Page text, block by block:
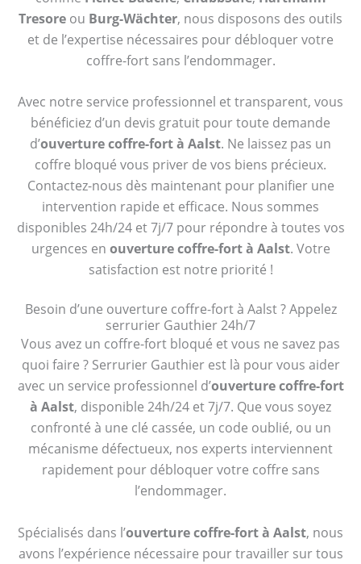
Tresore ou Burg-Wächter, nous disposons des outils
et de l’expertise nécessaires pour débloquer votre
coffre-fort sans l’endommager.
Avec notre service professionnel et transparent, vous
bénéficiez d’un devis gratuit pour toute demande
d’ouverture coffre-fort à Aalst. Ne laissez pas un
coffre bloqué vous priver de vos biens précieux.
Contactez-nous dès maintenant pour planifier une
intervention rapide et efficace. Nous sommes
disponibles 24h/24 et 7j/7 pour répondre à toutes vos
urgences en ouverture coffre-fort à Aalst. Votre
satisfaction est notre priorité !
Besoin d’une ouverture coffre-fort à Aalst ? Appelez
serrurier Gauthier 24h/7
Vous avez un coffre-fort bloqué et vous ne savez pas
quoi faire ? Serrurier Gauthier est là pour vous aider
avec un service professionnel d’ouverture coffre-fort
à Aalst, disponible 24h/24 et 7j/7. Que vous soyez
confronté à une clé cassée, un code oublié, ou un
mécanisme défectueux, nos experts interviennent
rapidement pour débloquer votre coffre sans
l’endommager.
Spécialisés dans l’ouverture coffre-fort à Aalst, nous
avons l’expérience nécessaire pour travailler sur tous